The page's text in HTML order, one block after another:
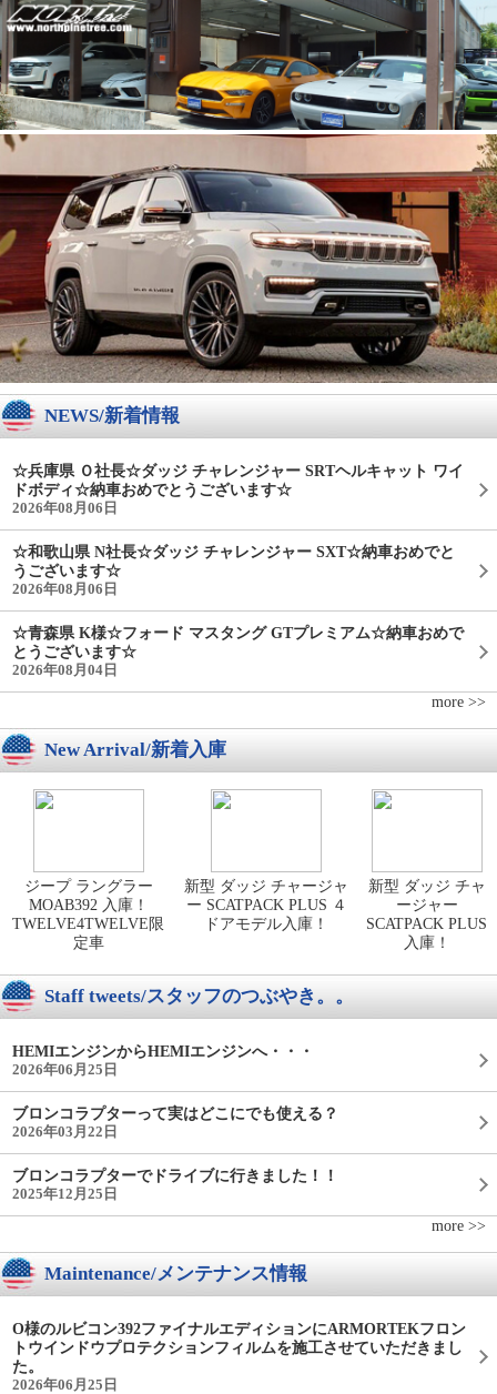
NEWS/新着情報
☆兵庫県 Ｏ社長☆ダッジ チャレンジャー SRTヘルキャット ワイ
ドボディ☆納車おめでとうございます☆
2026年08月06日
☆和歌山県 N社長☆ダッジ チャレンジャー SXT☆納車おめでと
うございます☆
2026年08月06日
☆青森県 K様☆フォード マスタング GTプレミアム☆納車おめで
とうございます☆
2026年08月04日
more >>
New Arrival/新着入庫
ジープ ラングラー
MOAB392 入庫！
TWELVE4TWELVE限
定車
新型 ダッジ チャージャ
ー SCATPACK PLUS ４
ドアモデル入庫！
新型 ダッジ チャ
ージャー
SCATPACK PLUS
入庫！
Staff tweets/スタッフのつぶやき。。
HEMIエンジンからHEMIエンジンへ・・・
2026年06月25日
ブロンコラプターって実はどこにでも使える？
2026年03月22日
ブロンコラプターでドライブに行きました！！
2025年12月25日
more >>
Maintenance/メンテナンス情報
O様のルビコン392ファイナルエディションにARMORTEKフロン
トウインドウプロテクションフィルムを施工させていただきまし
た。
2026年06月25日